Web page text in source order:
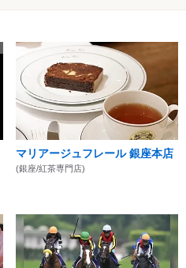
マリアージュフレール 銀座本店
(銀座/紅茶専門店)